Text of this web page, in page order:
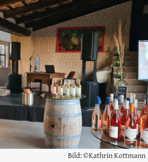
Bild: ©Kathrin Kottmann